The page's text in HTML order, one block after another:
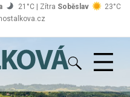
21°C | Zítra Soběslav 23°C